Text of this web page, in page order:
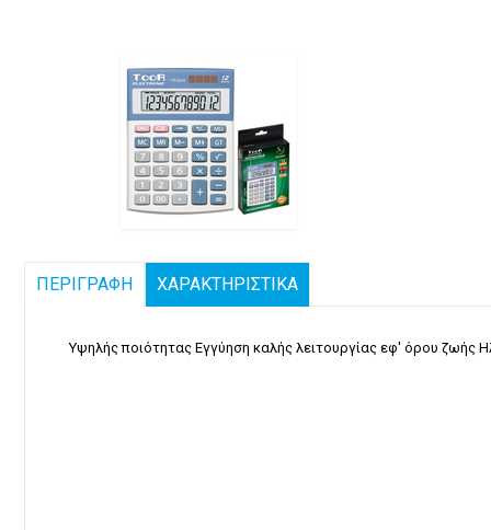
ΠΕΡΙΓΡΑΦΗ ΧΑΡΑΚΤΗΡΙΣΤΙΚΑ
Υψηλής ποιότητας Εγγύηση καλής λειτουργίας εφ' όρου ζωής